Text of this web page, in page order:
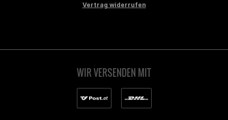
Vertrag widerrufen
WIR VERSENDEN MIT